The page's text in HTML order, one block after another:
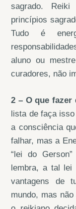
sagrado.
princípios
Tudo é
aluno ou
curadores, não
2 – O que fazer
lista de faça
a consciência
falhar, mas a
“lei do
lembra, a tal lei
vantagens de
mundo, mas